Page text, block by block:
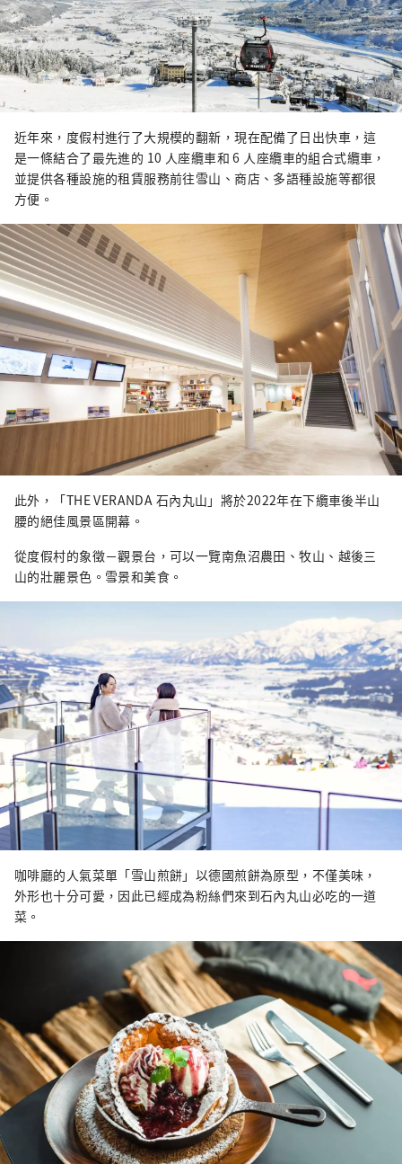
近年來，度假村進行了大規模的翻新，現在配備了日出快車，這
是一條結合了最先進的 10 人座纜車和 6 人座纜車的組合式纜車，
並提供各種設施的租賃服務前往雪山、商店、多語種設施等都很
方便。
此外，「THE VERANDA 石內丸山」將於2022年在下纜車後半山
腰的絕佳風景區開幕。
從度假村的象徵－觀景台，可以一覽南魚沼農田、牧山、越後三
山的壯麗景色。雪景和美食。
咖啡廳的人氣菜單「雪山煎餅」以德國煎餅為原型，不僅美味，
外形也十分可愛，因此已經成為粉絲們來到石內丸山必吃的一道
菜。